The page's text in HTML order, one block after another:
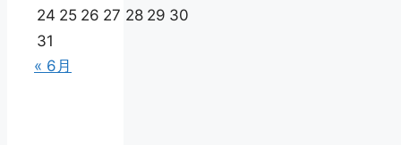
24 25 26 27 28 29 30
31
« 6月